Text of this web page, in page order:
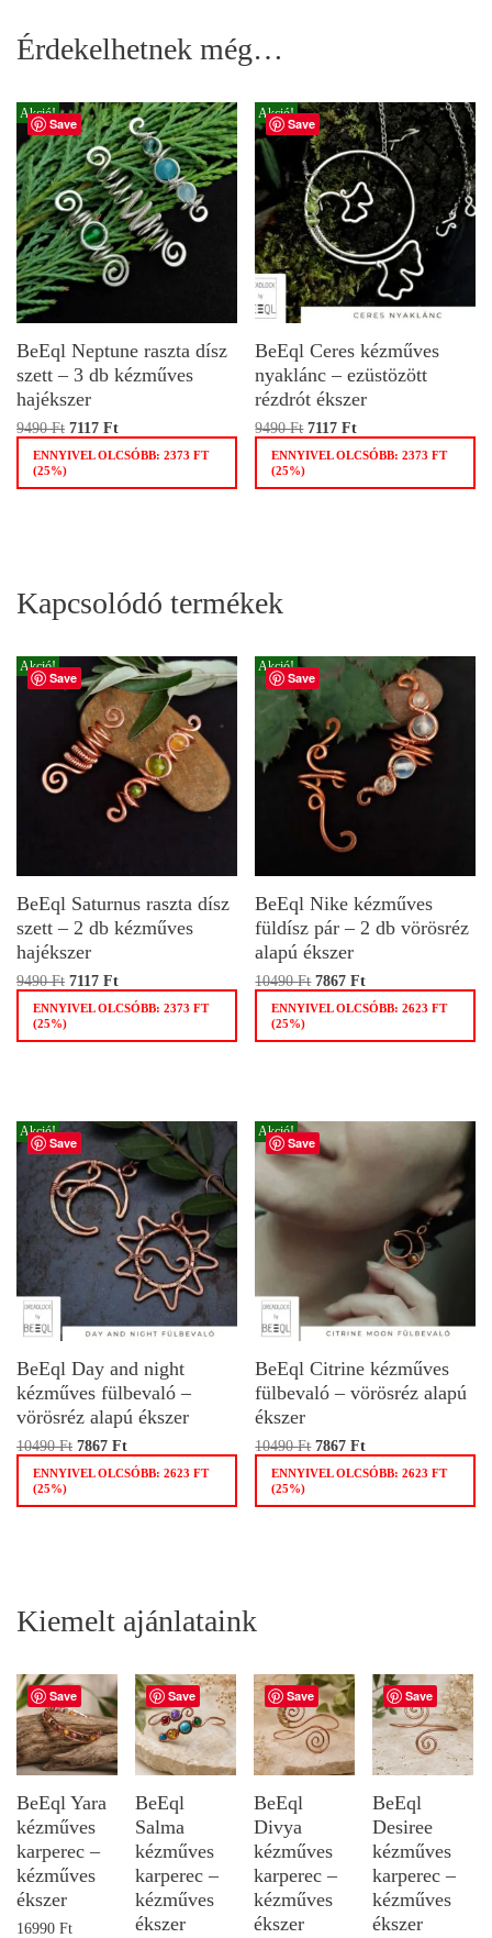
Érdekelhetnek még…
Save
Akció!
BeEql Neptune raszta dísz
szett – 3 db kézműves
hajékszer
9490Ft 7117 Ft
ENNYIVEL OLCSÓBB: 2373 FT
(25%)
Save
Akció!
BeEql Ceres kézműves
nyaklánc – ezüstözött
rézdrót ékszer
9490Ft 7117Ft
ENNYIVEL OLCSÓBB:2373FT
(25%)
Kapcsolódó termékek
Save
Akció!
BeEql Saturnus raszta dísz
szett – 2 db kézműves
hajékszer
9490Ft 7117 Ft
ENNYIVEL OLCSÓBB: 2373 FT
(25%)
Save
Akció!
BeEql Nike kézműves
füldísz pár – 2 db vörösréz
alapú ékszer
10490Ft 7867Ft
ENNYIVEL OLCSÓBB:2623FT
(25%)
Save
Akció!
BeEql Day and night
kézműves fülbevaló –
vörösréz alapú ékszer
10490Ft 7867 Ft
ENNYIVEL OLCSÓBB: 2623 FT
(25%)
Save
Akció!
BeEql Citrine kézműves
fülbevaló – vörösréz alapú
ékszer
10490Ft 7867Ft
ENNYIVEL OLCSÓBB:2623FT
(25%)
Kiemelt ajánlataink
Save
BeEql Yara
kézműves
karperec –
kézműves
ékszer
16990 Ft
Save
BeEql
Salma
kézműves
karperec –
kézműves
ékszer
Save
BeEql
Divya
kézműves
karperec –
kézműves
ékszer
Save
BeEql
Desiree
kézműves
karperec –
kézműves
ékszer